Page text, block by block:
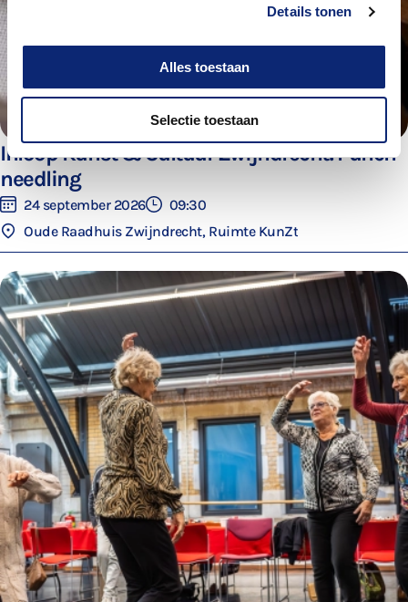
Details tonen
Alles toestaan
Selectie toestaan
Inloop Kunst & Cultuur Zwijndrecht: Punch
needling
24 september 2026
09:30
Oude Raadhuis Zwijndrecht, Ruimte KunZt